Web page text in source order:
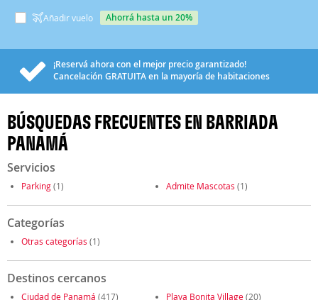
Añadir vuelo ahorrá hasta un 20%
¡Reservá ahora con el mejor precio garantizado!
Cancelación GRATUITAen la mayoría de habitaciones
BÚSQUEDAS FRECUENTES EN BARRIADA
PANAMÁ
Servicios
Parking(1) Admite Mascotas (1)
Categorías
Otras categorías (1)
Destinos cercanos
Ciudad de Panamá (417) Playa Bonita Village(20)